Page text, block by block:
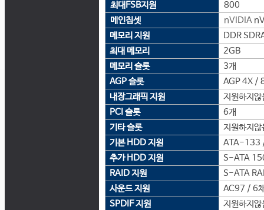
최대FSB지원
800
메인칩셋
nVIDIA
메모리 지원
DDR
최대 메모리
2GB
메모리 슬롯
3개
AGP 슬롯
AGP 4X /
내장그래픽 지원
지원하지않
PCI 슬롯
6개
기타 슬롯
지원하지않
기본 HDD 지원
ATA-133
추가 HDD 지원
S-ATA
RAID 지원
S-ATA
사운드 지원
AC97 / 6
SPDIF 지원
지원하지않